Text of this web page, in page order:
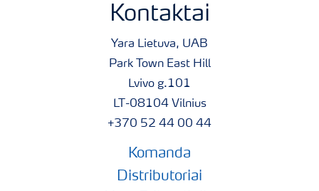
Kontaktai
Yara Lietuva, UAB
Park Town East Hill
Lvivo g.101
LT-08104 Vilnius
+370 52 44 00 44
Komanda
Distributoriai